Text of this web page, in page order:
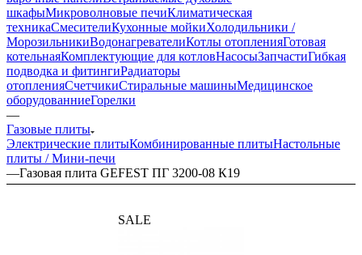
шкафыМикроволновые печиКлиматическая
техникаСмесителиКухонные мойкиХолодильники /
МорозильникиВодонагревателиКотлы отопленияГотовая
котельнаяКомплектующие для котловНасосыЗапчастиГибкая
подводка и фитингиРадиаторы
отопленияСчетчикиСтиральные машиныМедицинское
оборудованниеГорелки
—
Газовые плиты
Электрические плитыКомбинированные плитыНастольные
плиты / Мини-печи
—Газовая плита GEFEST ПГ 3200-08 К19
SALE